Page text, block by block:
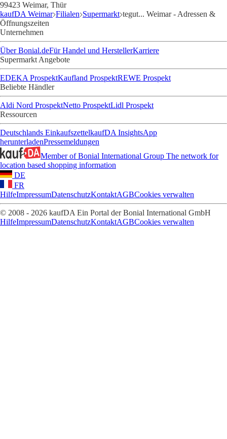
99423 Weimar, Thür
kaufDA Weimar Filialen Supermarkt tegut... Weimar - Adressen &
Öffnungszeiten
Unternehmen
Über Bonial.deFür Handel und HerstellerKarriere
Supermarkt Angebote
EDEKA ProspektKaufland ProspektREWE Prospekt
Beliebte Händler
Aldi Nord ProspektNetto ProspektLidl Prospekt
Ressourcen
Deutschlands EinkaufszettelkaufDA InsightsApp
herunterladenPressemeldungen
Member of Bonial International Group The network for
location based shopping information
DE
FR
HilfeImpressumDatenschutzKontaktAGBCookies verwalten
© 2008 - 2026 kaufDA Ein Portal der Bonial International GmbH
HilfeImpressumDatenschutzKontaktAGBCookies verwalten